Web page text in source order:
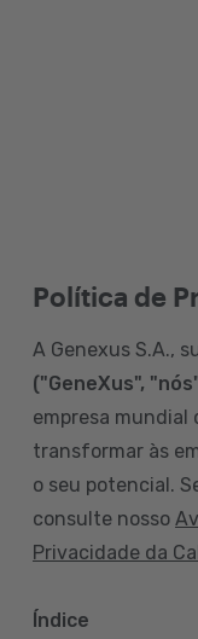
Política de
A Genexus S.A.,
("GeneXus",
empresa mundial
transformar às
o seu potencial.
consulte nosso
Privacidade da
Índice